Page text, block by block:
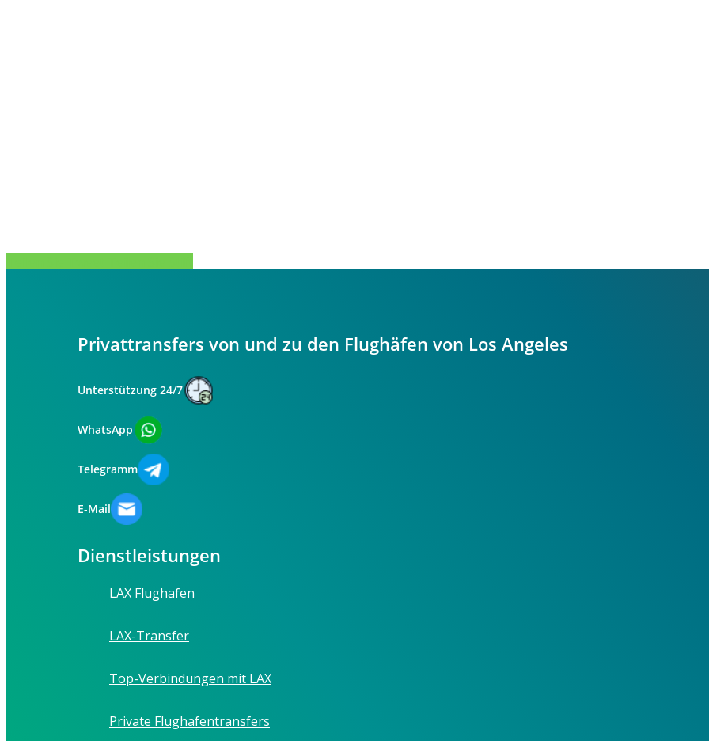
Privattransfers von und zu den Flughäfen von Los Angeles
Unterstützung 24/7
WhatsApp
Telegramm
E-Mail
Dienstleistungen
LAX Flughafen
LAX-Transfer
Top-Verbindungen mit LAX
Private Flughafentransfers